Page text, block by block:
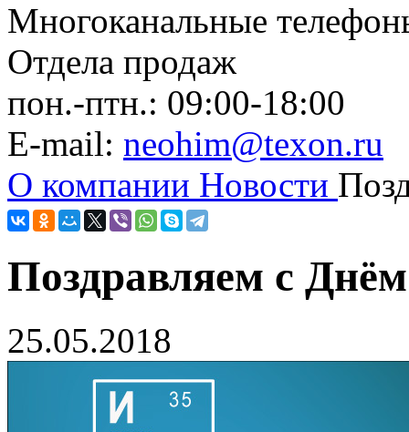
Многоканальные
Отдела продаж
пон.-птн.: 09:00-18:00
E-mail: neohim@texon.ru
О компании Новости
Поздравляем c
25.05.2018